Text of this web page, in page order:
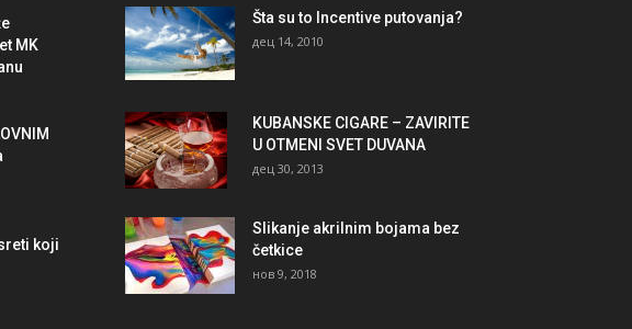
MK
koji
Šta su to Incentive putovanja?
дец 14, 2010
KUBANSKE CIGARE – ZAVIRITE
U OTMENI SVET DUVANA
дец 30, 2013
Slikanje akrilnim bojama bez
četkice
нов 9, 2018